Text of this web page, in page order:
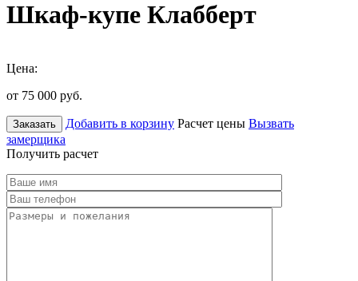
Шкаф-купе Клабберт
Цена:
от 75 000 руб.
Заказать Добавить в корзину Расчет цены Вызвать
замерщика
Получить расчет